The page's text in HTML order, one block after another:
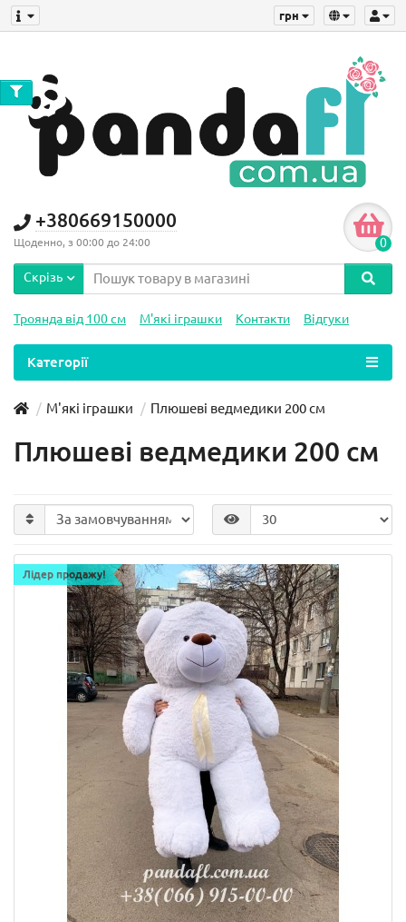
грн
+380669150000
Щоденно, з 00:00 до 24:00 0
Скрізь
Троянда від 100 см М'які іграшки Контакти Відгуки
Категорії
М'які іграшки Плюшеві ведмедики 200 см
Плюшеві ведмедики 200 см
Лідер продажу!